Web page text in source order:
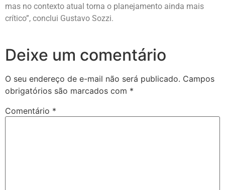
mas no contexto atual torna o planejamento ainda mais
crítico”, conclui Gustavo Sozzi.
Deixe um comentário
O seu endereço de e-mail não será publicado. Campos
obrigatórios são marcados com *
Comentário *